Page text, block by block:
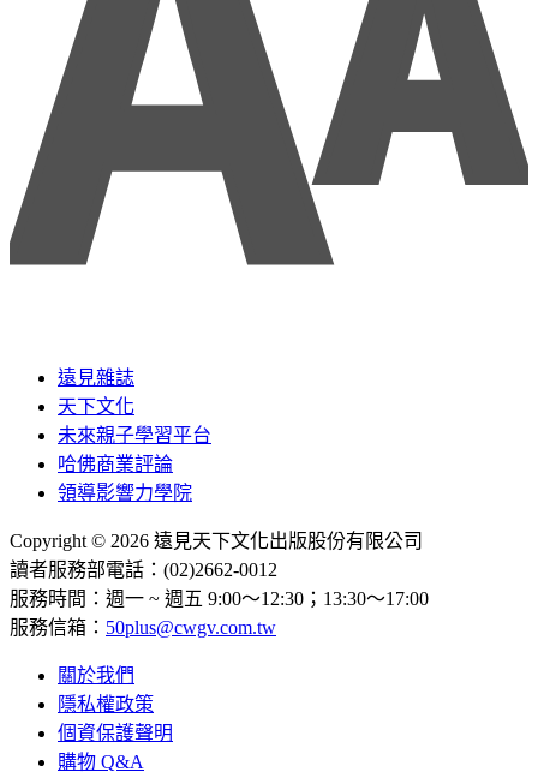
遠見雜誌
天下文化
未來親子學習平台
哈佛商業評論
領導影響力學院
Copyright © 2026 遠見天下文化出版股份有限公司
讀者服務部電話：(02)2662-0012
服務時間：週一 ~ 週五 9:00～12:30；13:30～17:00
服務信箱： 50plus@cwgv.com.tw
關於我們
隱私權政策
個資保護聲明
購物 Q&A